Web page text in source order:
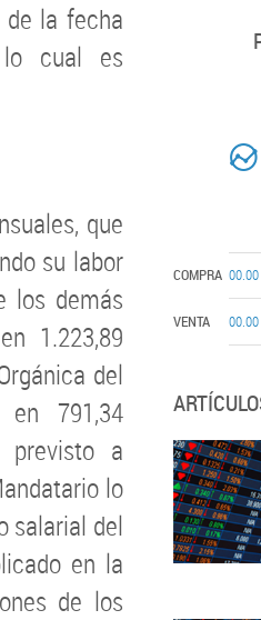
la fecha
lo cual es
que
su labor
los demás
1.223,89
del
791,34
previsto a
lo
salarial del
en la
de los
COMPRA 00.00
VENTA 00.00